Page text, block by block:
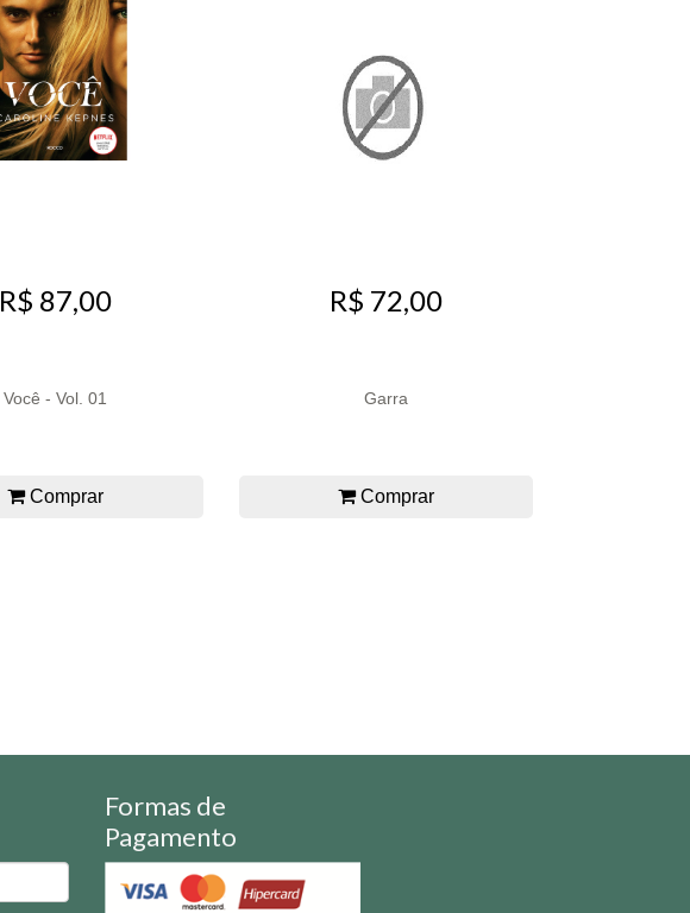
R$ 87,00
Você - Vol. 01
Comprar
R$ 72,00
Garra
Comprar
Formas de
Pagamento